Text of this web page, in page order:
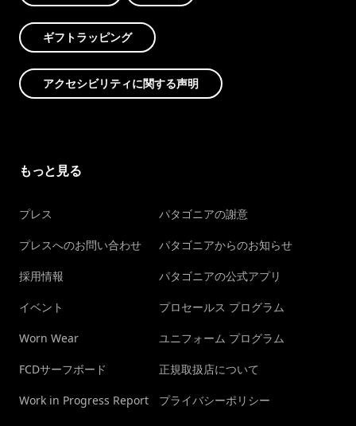
ギフトラッピング
アクセシビリティに関する声明
もっと見る
プレス
プレスへのお問い合わせ
採用情報
イベント
Worn Wear
FCDサーフボード
Work in Progress Report
パタゴニアの謝意
パタゴニアからのお知らせ
パタゴニアの公式アプリ
プロセールス プログラム
ユニフォーム プログラム
正規取扱店について
プライバシーポリシー